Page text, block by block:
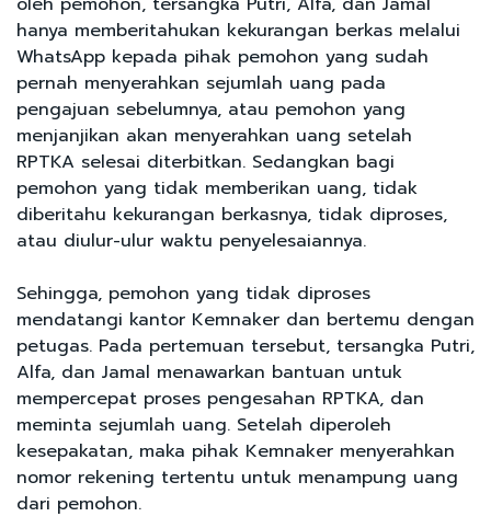
hanya memberitahukan kekurangan berkas melalui
WhatsApp kepada pihak pemohon yang sudah
pernah menyerahkan sejumlah uang pada
pengajuan sebelumnya, atau pemohon yang
menjanjikan akan menyerahkan uang setelah
RPTKA selesai diterbitkan. Sedangkan bagi
pemohon yang tidak memberikan uang, tidak
diberitahu kekurangan berkasnya, tidak diproses,
atau diulur-ulur waktu penyelesaiannya.
Sehingga, pemohon yang tidak diproses
mendatangi kantor Kemnaker dan bertemu dengan
petugas. Pada pertemuan tersebut, tersangka Putri,
Alfa, dan Jamal menawarkan bantuan untuk
mempercepat proses pengesahan RPTKA, dan
meminta sejumlah uang. Setelah diperoleh
kesepakatan, maka pihak Kemnaker menyerahkan
nomor rekening tertentu untuk menampung uang
dari pemohon.